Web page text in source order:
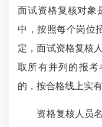
面试资格复核对象
中，按照每个岗位
定，面试资格复核
取所有并列的报
的，按合格线上实
资格复核人员名